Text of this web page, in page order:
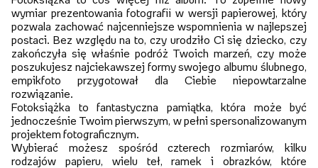
wymiar prezentowania fotografii w wersji papierowej, który
pozwala zachować najcenniejsze wspomnienia w najlepszej
postaci. Bez względu na to, czy urodziło Ci się dziecko, czy
zakończyła się właśnie podróż Twoich marzeń, czy może
poszukujesz najciekawszej formy swojego albumu ślubnego,
empikfoto przygotował dla Ciebie niepowtarzalne
rozwiązanie.
Fotoksiążka to fantastyczna pamiątka, która może być
jednocześnie Twoim pierwszym, w pełni spersonalizowanym
projektem fotograficznym.
Wybierać możesz spośród czterech rozmiarów, kilku
rodzajów papieru, wielu teł, ramek i obrazków, które